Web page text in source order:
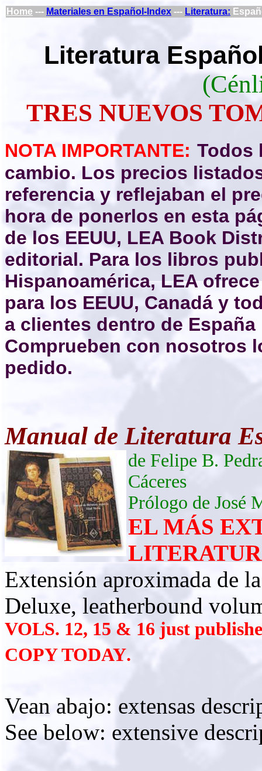
Home --- Materiales en Español-Index --- Literatura:
Literatura
TRES NUEVOS
NOTA IMPORTANTE: Todos
cambio. Los precios
referencia y reflejaban el
hora de ponerlos en esta
de los EEUU, LEA Book
editorial. Para los libros
Hispanoamérica, LEA
para los EEUU, Canadá y
a clientes dentro de
Comprueben con nosotros
pedido.
Manual de Literatura
de Felipe B.
Cáceres
Prólogo de José
EL MÁS
Extensión aproximada de
Deluxe, leatherbound
VOLS. 12, 15 & 16 just
COPY TODAY.
Vean abajo: extensas
See below: extensive